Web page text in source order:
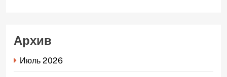
Архив
Июль 2026